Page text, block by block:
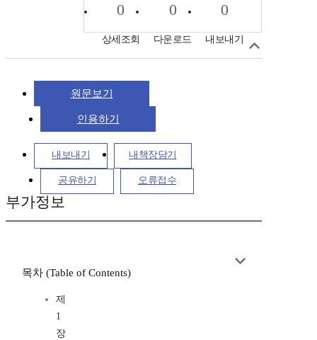
0
상세조회
0
다운로드
0
내보내기
원문보기
인용하기
내보내기 내책장담기
공유하기 오류접수
부가정보
목차 (Table of Contents)
제
1
장